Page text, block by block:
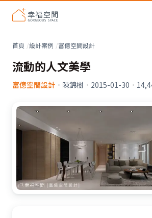
首頁 設計案例 富億空間設計
流動的人文美學
富億空間設計 · 陳錦樹 · 2015-01-30 ·